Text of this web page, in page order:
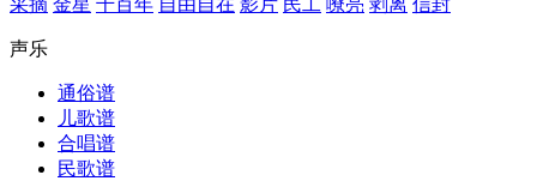
声乐
通俗谱
儿歌谱
合唱谱
民歌谱